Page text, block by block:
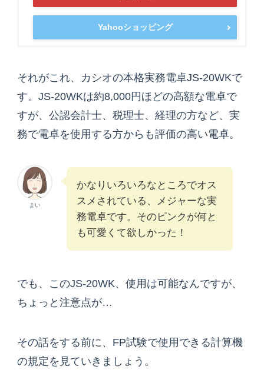
Yahooショッピング
それがこれ、カシオの本格実務電卓JS-20WKで
す。JS-20WKは約8,000円ほどの高額な電卓で
すが、公認会計士、税理士、経理の方など、実
務で電卓を使用する方からも評価の高い電卓。
まい
かなりいろいろなところでオス
スメされている、メジャーな実
務電卓です。そのピンクが何と
も可愛くて欲しかった！
でも、このJS-20WK、使用は可能なんですが、
ちょっと注意点が…
その話をする前に、FP試験で使用できる計算機
の規定を見ていきましょう。